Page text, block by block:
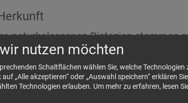
naturbelassenen Pistazien stammen
Anbautradition und
Pistaziensorten.
Infos +
nutzen möchten
Schaltflächen wählen Sie, welche Technologien
„Alle akzeptieren“ oder „Auswahl speichern“ erklären
Technologien erlauben. Um mehr zu erfahren, lesen